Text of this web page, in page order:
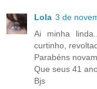
Lola 3 de
Ai minha
curtinho,
Parabéns
Que seus 41
Bjs